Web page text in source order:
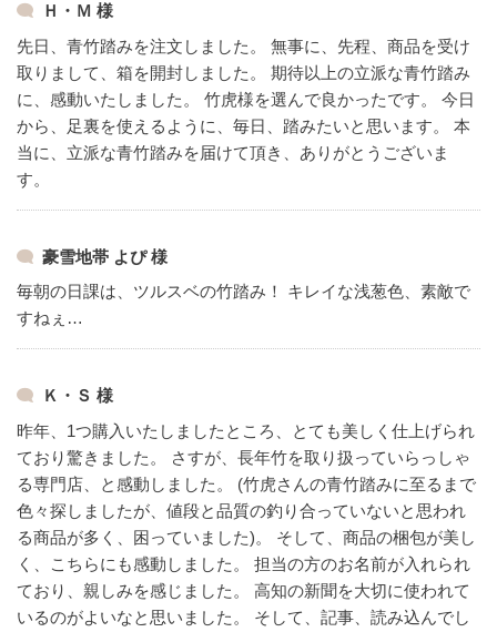
Ｈ・Ｍ 様
先日、青竹踏みを注文しました。
無事に、先程、商品を受け
取りまして、箱を開封しました。
期待以上の立派な青竹踏み
に、感動いたしました。
竹虎様を選んで良かったです。
今日
から、足裏を使えるように、毎日、踏みたいと思います。
本
当に、立派な青竹踏みを届けて頂き、ありがとうございま
す。
豪雪地帯 よぴ 様
毎朝の日課は、ツルスベの竹踏み！
キレイな浅葱色、素敵で
すねぇ…
Ｋ・Ｓ 様
昨年、1つ購入いたしましたところ、とても美しく仕上げられ
ており驚きました。
さすが、長年竹を取り扱っていらっしゃ
る専門店、と感動しました。
(竹虎さんの青竹踏みに至るまで
色々探しましたが、値段と品質の釣り合っていないと思われ
る商品が多く、困っていました)。
そして、商品の梱包が美し
く、こちらにも感動しました。
担当の方のお名前が入れられ
ており、親しみを感じました。
高知の新聞を大切に使われて
いるのがよいなと思いました。
そして、記事、読み込んでし